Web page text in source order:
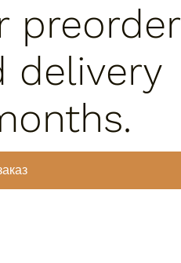
preorder
delivery